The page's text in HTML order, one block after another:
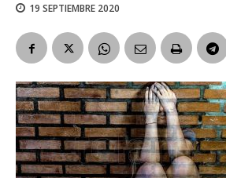
19 SEPTIEMBRE 2020